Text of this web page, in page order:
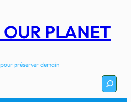
OUR PLANET
préserver demain